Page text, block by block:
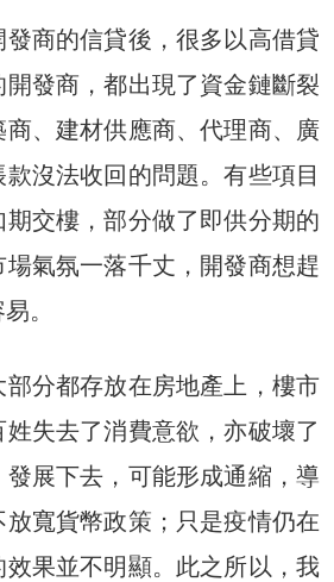
商的信貸後，很多以高借貸
發商，都出現了資金鏈斷裂
、建材供應商、代理商、廣
沒法收回的問題。有些項目
交樓，部分做了即供分期的
氣氛一落千丈，開發商想趕
。
分都存放在房地產上，樓市
失去了消費意欲，亦破壞了
展下去，可能形成通縮，導
寬貨幣政策；只是疫情仍在
果並不明顯。此之所以，我